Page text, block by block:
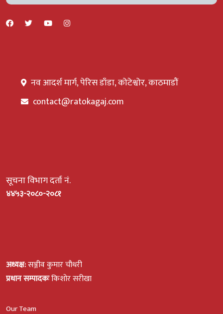
नव आदर्श मार्ग, पेरिस डाँडा, कोटेश्वोर, काठमाडौं
contact@ratokagaj.com
सूचना विभाग दर्ता नं.
४४५३-२०८०-२०८१
अध्यक्ष:सञ्जीव कुमार चौधरी
प्रधान सम्पादकःकिशोर सरीखा
Our Team